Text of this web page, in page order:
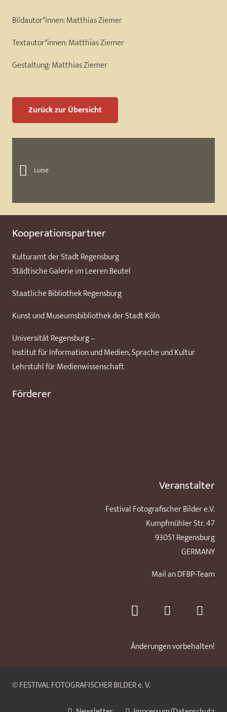
Bildautor*innen:Matthias Ziemer
Textautor*innen:Matthias Ziemer
Gestaltung:Matthias Ziemer
Zurück zur Übersicht
Luise
Kooperationspartner
Kulturamt der Stadt Regensburg
Städtische Galerie im Leeren Beutel
Staatliche Bibliothek Regensburg
Kunst und Museumsbibliothek der Stadt Köln
Universität Regensburg –
Institut für Information und Medien, Sprache und Kultur
Lehrstuhl für Medienwissenschaft
Förderer
Veranstalter
Festival Fotografischer Bilder e.V.
Kumpfmühler Str. 47
93051 Regensburg
GERMANY
Mail an DFBP-Team
Änderungen vorbehalten!
© FESTIVAL FOTOGRAFISCHER BILDER e. V.